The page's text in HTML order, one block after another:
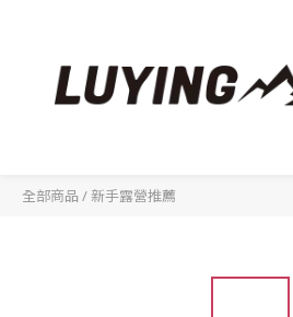
全部商品 /新手露營推薦